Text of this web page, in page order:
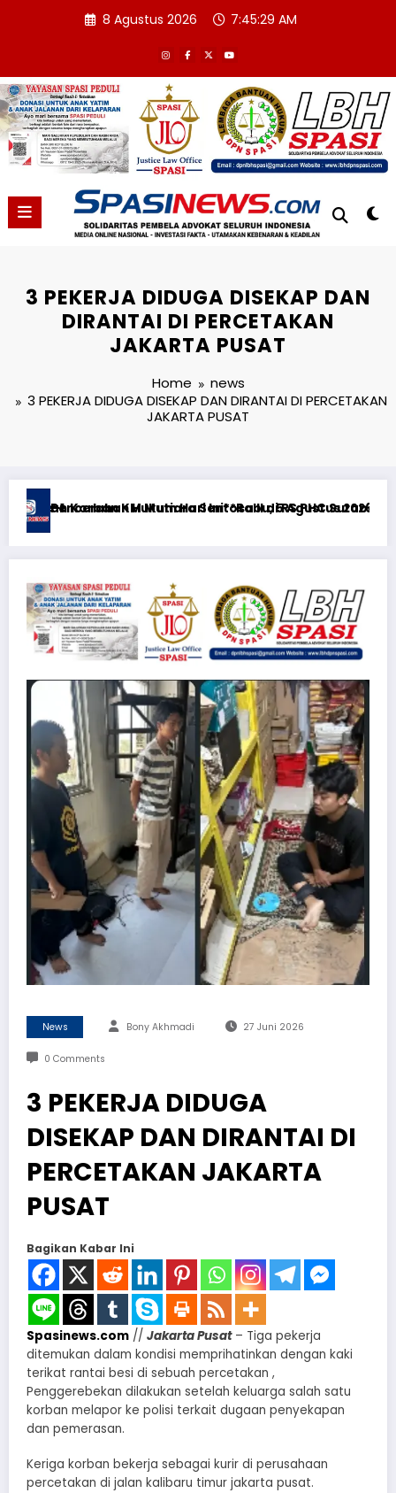
8 Agustus 2026 7:45:30 AM
3 PEKERJA DIDUGA DISEKAP DAN
DIRANTAI DI PERCETAKAN
JAKARTA PUSAT
Home
news
3 PEKERJA DIDUGA DISEKAP DAN DIRANTAI DI PERCETAKAN
JAKARTA PUSAT
MEMBERI NAFKAH PASCA-PERCERAIAN KEPADA
RTP açıqlığı: Mostbet real oyun statistikası ilə oyun
News Bony Akhmadi 27 Juni 2026
0 Comments
3 PEKERJA DIDUGA
DISEKAP DAN DIRANTAI DI
PERCETAKAN JAKARTA
PUSAT
Bagikan Kabar Ini
Spasinews.com // Jakarta Pusat– Tiga pekerja
ditemukan dalam kondisi memprihatinkan dengan kaki
terikat rantai besi di sebuah percetakan ,
Penggerebekan dilakukan setelah keluarga salah satu
korban melapor ke polisi terkait dugaan penyekapan
dan pemerasan.
Keriga korban bekerja sebagai kurir di perusahaan
percetakan di jalan kalibaru timur jakarta pusat.